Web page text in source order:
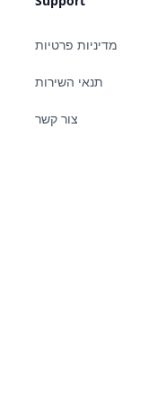
מדיניות פרטיות
תנאי השירות
צור קשר